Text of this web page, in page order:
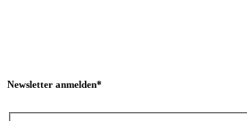
Newsletter anmelden*